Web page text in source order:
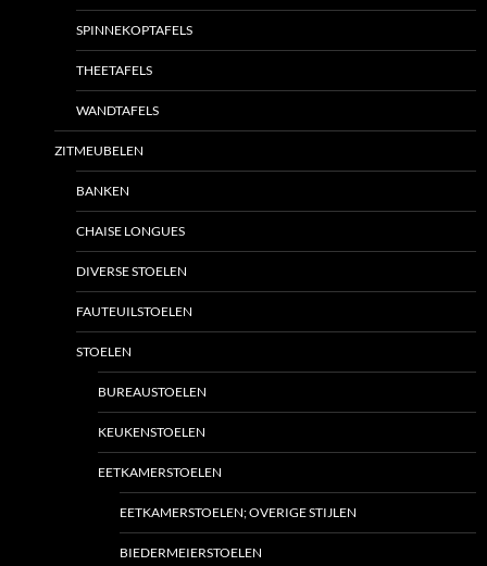
SPINNEKOPTAFELS
THEETAFELS
WANDTAFELS
ZITMEUBELEN
BANKEN
CHAISE LONGUES
DIVERSE STOELEN
FAUTEUILSTOELEN
STOELEN
BUREAUSTOELEN
KEUKENSTOELEN
EETKAMERSTOELEN
EETKAMERSTOELEN; OVERIGE STIJLEN
BIEDERMEIERSTOELEN